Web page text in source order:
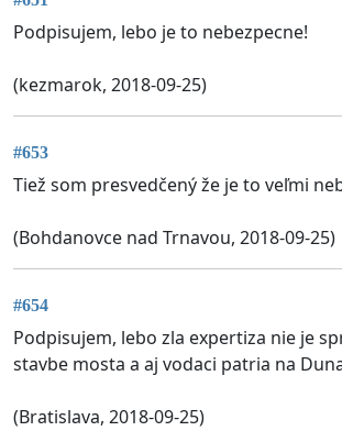
Podpisujem, lebo je to nebezpecne!
(kezmarok, 2018-09-25)
#653
Tiež som presvedčený že je to veľmi
(Bohdanovce nad Trnavou, 2018-09-25)
#654
Podpisujem, lebo zla expertiza nie je
stavbe mosta a aj vodaci patria na
(Bratislava, 2018-09-25)